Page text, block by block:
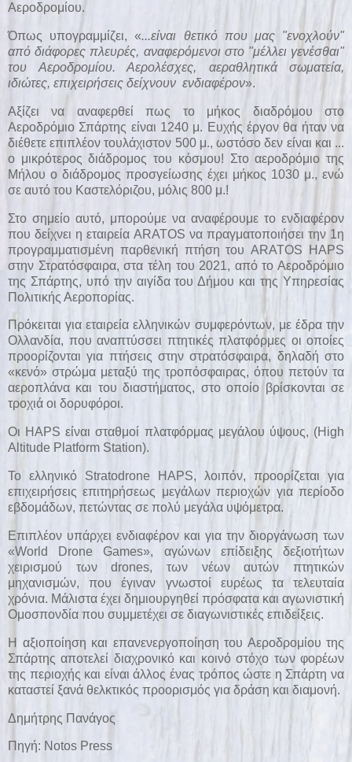
Αεροδρομίου.
Όπως υπογραμμίζει, «...είναι θετικό που μας "ενοχλούν"
από διάφορες πλευρές, αναφερόμενοι στο "μέλλει γενέσθαι"
του Αεροδρομίου. Αερολέσχες, αεραθλητικά σωματεία,
ιδιώτες, επιχειρήσεις δείχνουν ενδιαφέρον».
Αξίζει να αναφερθεί πως το μήκος διαδρόμου στο
Αεροδρόμιο Σπάρτης είναι 1240 μ. Ευχής έργον θα ήταν να
διέθετε επιπλέον τουλάχιστον 500 μ., ωστόσο δεν είναι και ...
ο μικρότερος διάδρομος του κόσμου! Στο αεροδρόμιο της
Μήλου ο διάδρομος προσγείωσης έχει μήκος 1030 μ., ενώ
σε αυτό του Καστελόριζου, μόλις 800 μ.!
Στο σημείο αυτό, μπορούμε να αναφέρουμε το ενδιαφέρον
που δείχνει η εταιρεία ARATOS να πραγματοποιήσει την 1η
προγραμματισμένη παρθενική πτήση του ARATOS HAPS
στην Στρατόσφαιρα, στα τέλη του 2021, από το Αεροδρόμιο
της Σπάρτης, υπό την αιγίδα του Δήμου και της Υπηρεσίας
Πολιτικής Αεροπορίας.
Πρόκειται για εταιρεία ελληνικών συμφερόντων, με έδρα την
Ολλανδία, που αναπτύσσει πτητικές πλατφόρμες οι οποίες
προορίζονται για πτήσεις στην στρατόσφαιρα, δηλαδή στο
«κενό» στρώμα μεταξύ της τροπόσφαιρας, όπου πετούν τα
αεροπλάνα και του διαστήματος, στο οποίο βρίσκονται σε
τροχιά οι δορυφόροι.
Οι HAPS είναι σταθμοί πλατφόρμας μεγάλου ύψους, (High
Altitude Platform Station).
Το ελληνικό Stratodrone HAPS, λοιπόν, προορίζεται για
επιχειρήσεις επιτηρήσεως μεγάλων περιοχών για περίοδο
εβδομάδων, πετώντας σε πολύ μεγάλα υψόμετρα.
Επιπλέον υπάρχει ενδιαφέρον και για την διοργάνωση των
«World Drone Games», αγώνων επίδειξης δεξιοτήτων
χειρισμού των drones, των νέων αυτών πτητικών
μηχανισμών, που έγιναν γνωστοί ευρέως τα τελευταία
χρόνια. Μάλιστα έχει δημιουργηθεί πρόσφατα και αγωνιστική
Ομοσπονδία που συμμετέχει σε διαγωνιστικές επιδείξεις.
Η αξιοποίηση και επανενεργοποίηση του Αεροδρομίου της
Σπάρτης αποτελεί διαχρονικό και κοινό στόχο των φορέων
της περιοχής και είναι άλλος ένας τρόπος ώστε η Σπάρτη να
καταστεί ξανά θελκτικός προορισμός για δράση και διαμονή.
Δημήτρης Πανάγος
Πηγή: Notos Press